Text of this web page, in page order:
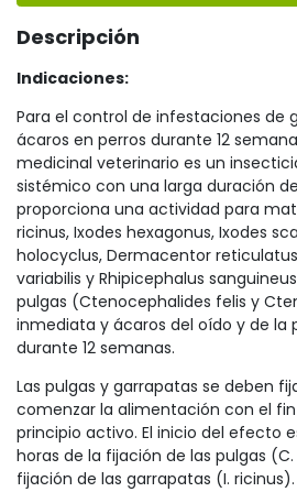
Descripción
Indicaciones:
Para el control de infestaciones de
ácaros en perros durante 12
medicinal veterinario es un
sistémico con una larga duración
proporciona una actividad para
ricinus, Ixodes hexagonus, Ixodes
holocyclus, Dermacentor
variabilis y Rhipicephalus
pulgas (Ctenocephalides felis y
inmediata y ácaros del oído y de la
durante 12 semanas.
Las pulgas y garrapatas se deben
comenzar la alimentación con el
principio activo. El inicio del efecto
horas de la fijación de las pulgas
fijación de las garrapatas (I. ricinus).